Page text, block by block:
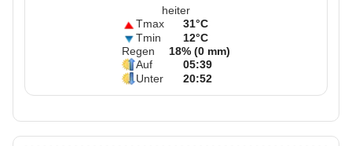
heiter
Tmax
31°C
Tmin
12°C
Regen
18% (0 mm)
Auf
05:39
Unter
20:52